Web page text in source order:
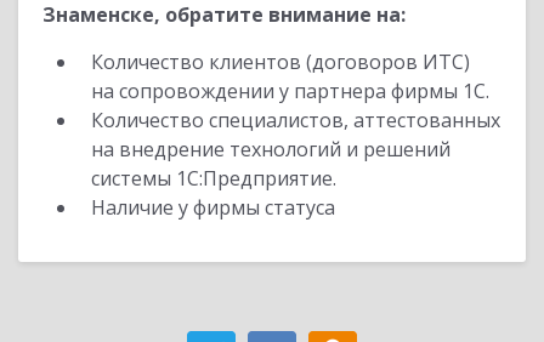
Знаменске, обратите внимание на:
Количество клиентов (договоров ИТС)
на сопровождении у партнера фирмы 1С.
Количество специалистов, аттестованных
на внедрение технологий и решений
системы 1С:Предприятие.
Наличие у фирмы статуса